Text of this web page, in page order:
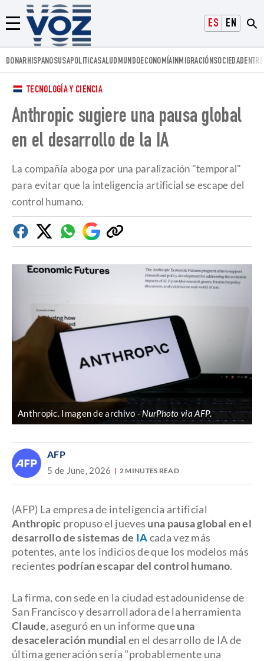
ESPAÑOLENGLISH
Menú
Voz.us
DONARHISPANOSUSAPOLITICASALUD MUNDOECONOMÍAINMIGRACIÓNSOCIEDAD
TECNOLOGÍA Y CIENCIA
Anthropic sugiere una pausa global
en el desarrollo de la IA
La compañía aboga por una paralización "temporal"
para evitar que la inteligencia artificial se escape del
control humano.
FacebookTwitterWhatsapp
Google
Discover
Copiar
enlace
Anthropic. Imagen de archivo NurPhoto via AFP.
AFP
5 de June, 2026 2 MINUTES READ
(AFP) La empresa de inteligencia artificial
Anthropic propuso el jueves una pausa global en el
desarrollo de sistemas de IAcada vez más
potentes, ante los indicios de que los modelos más
recientes podrían escapar del control humano.
La firma, con sede en la ciudad estadounidense de
San Francisco y desarrolladora de la herramienta
Claude, aseguró en un informe queuna
desaceleración mundial en el desarrollo de IA de
última generación sería "probablemente una